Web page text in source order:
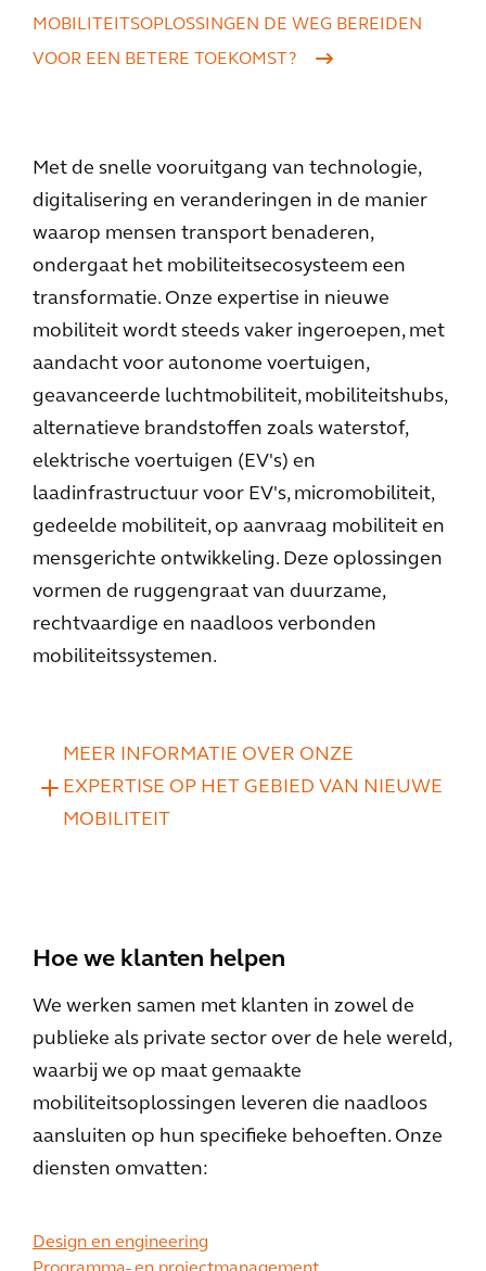
MOBILITEITSOPLOSSINGEN DE WEG BEREIDEN
VOOR EEN BETERE TOEKOMST?
Met de snelle vooruitgang van technologie,
digitalisering en veranderingen in de manier
waarop mensen transport benaderen,
ondergaat het mobiliteitsecosysteem een
transformatie. Onze expertise in nieuwe
mobiliteit wordt steeds vaker ingeroepen, met
aandacht voor autonome voertuigen,
geavanceerde luchtmobiliteit, mobiliteitshubs,
alternatieve brandstoffen zoals waterstof,
elektrische voertuigen (EV's) en
laadinfrastructuur voor EV's, micromobiliteit,
gedeelde mobiliteit, op aanvraag mobiliteit en
mensgerichte ontwikkeling. Deze oplossingen
vormen de ruggengraat van duurzame,
rechtvaardige en naadloos verbonden
mobiliteitssystemen.
MEER INFORMATIE OVER ONZE
EXPERTISE OP HET GEBIED VAN NIEUWE
MOBILITEIT
Hoe we klanten helpen
We werken samen met klanten in zowel de
publieke als private sector over de hele wereld,
waarbij we op maat gemaakte
mobiliteitsoplossingen leveren die naadloos
aansluiten op hun specifieke behoeften. Onze
diensten omvatten:
Design en engineering